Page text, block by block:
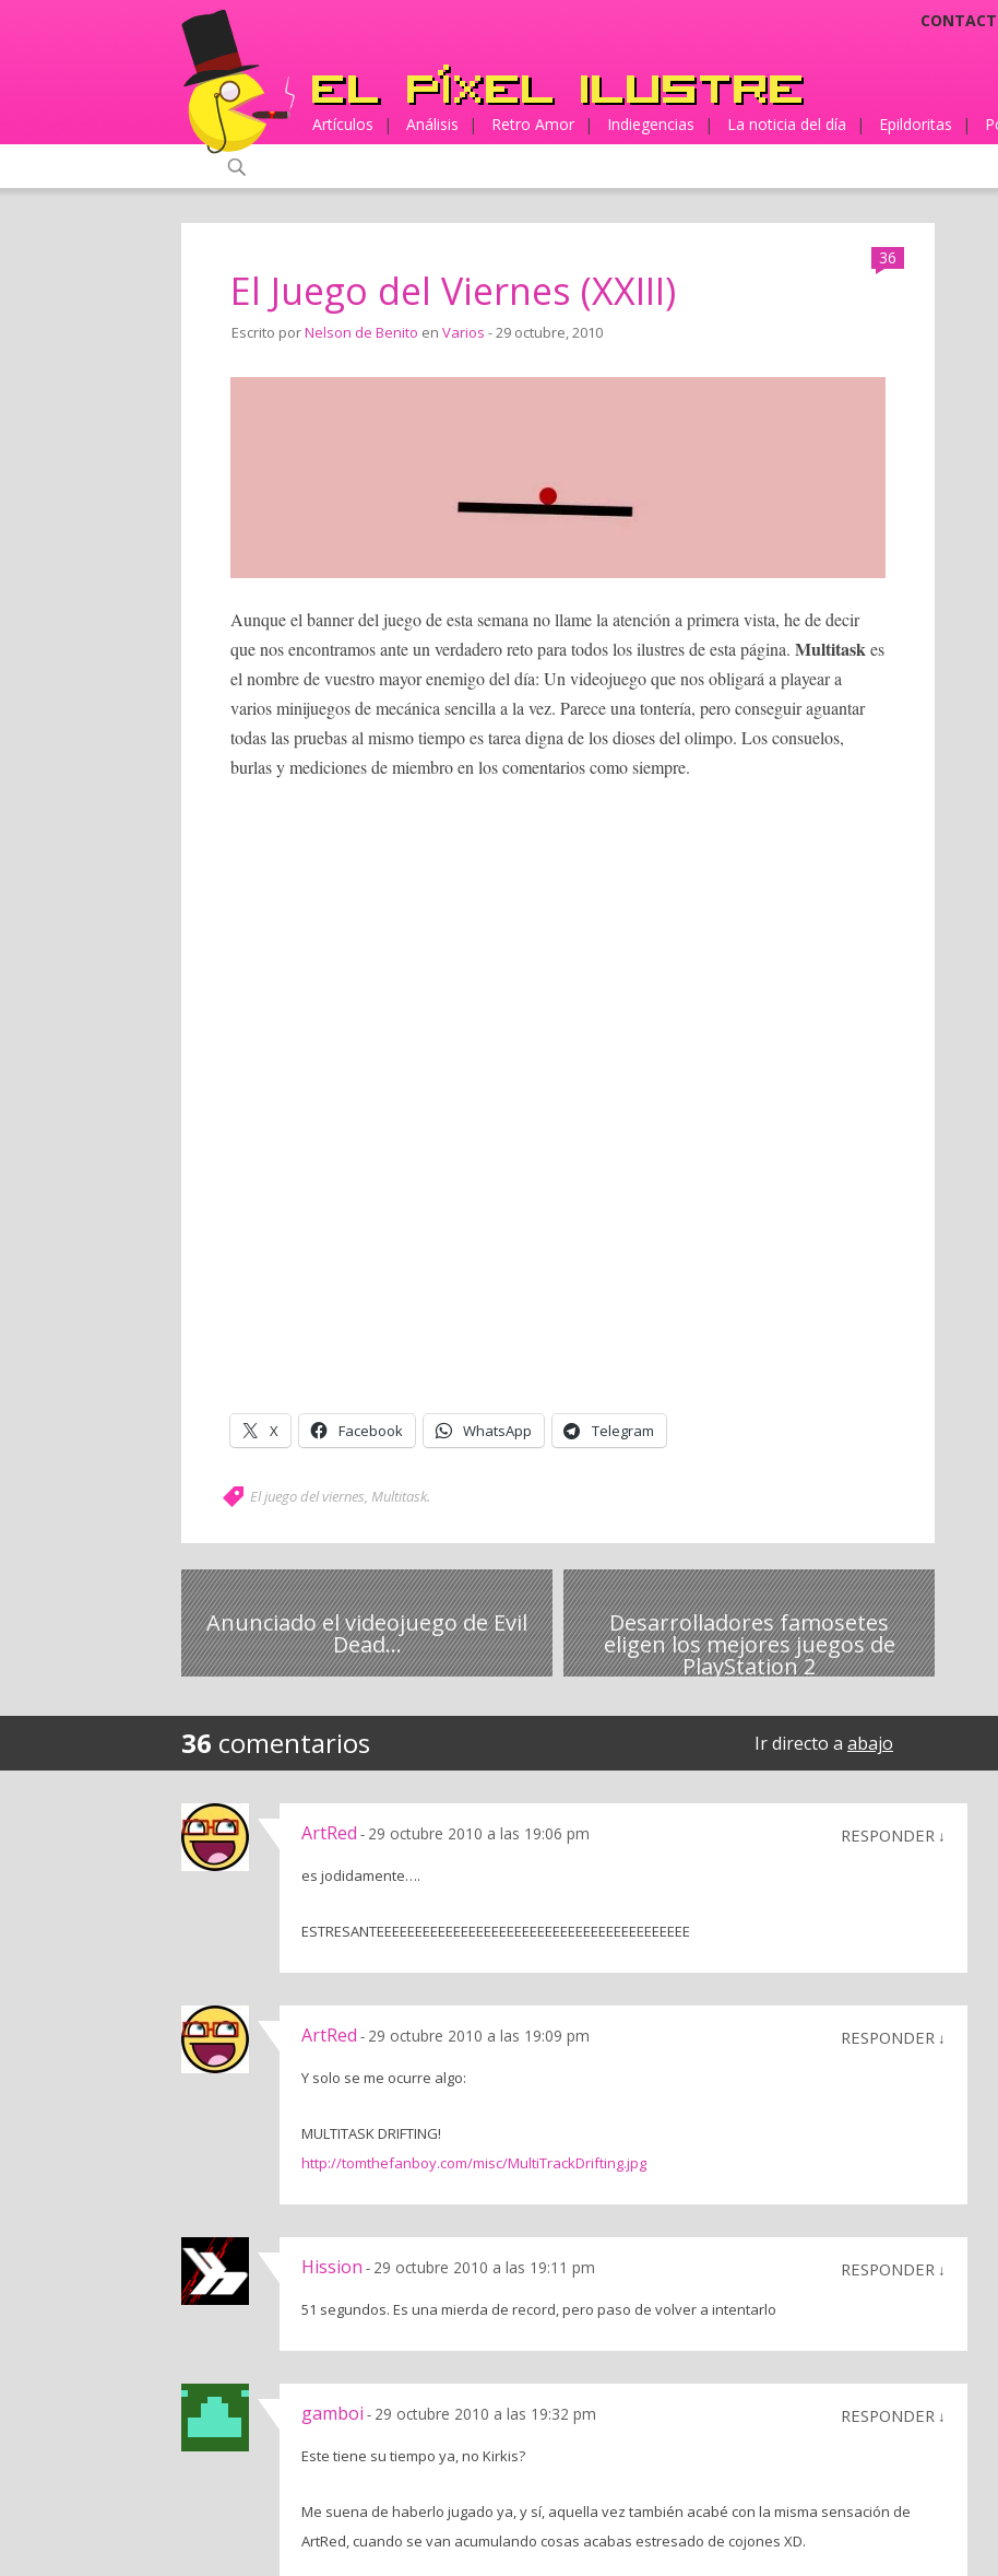
Artículos | Análisis | Retro Amor | Indiegencias | La noticia del día | Epildoritas |
36
El Juego del Viernes (XXIII)
Escrito porNelson de Benito en Varios - 29 octubre, 2010
Aunque el banner del juego de esta semana no llame la atención a primera vista, he de decir
que nos encontramos ante un verdadero reto para todos los ilustres de esta página. Multitaskes
el nombre de vuestro mayor enemigo del día: Un videojuego que nos obligará a playear a
varios minijuegos de mecánica sencilla a la vez. Parece una tontería, pero conseguir aguantar
todas las pruebas al mismo tiempo es tarea digna de los dioses del olimpo. Los consuelos,
burlas y mediciones de miembro en los comentarios como siempre.
X Facebook WhatsApp Telegram
El juego del viernes, Multitask.
Anunciado el videojuego de Evil
Dead...
Desarrolladores famosetes
eligen los mejores juegos de
PlayStation 2
36 comentarios Ir directo a abajo
ArtRed - 29 octubre 2010 a las 19:06 pm RESPONDER ↓
es jodidamente….
ESTRESANTEEEEEEEEEEEEEEEEEEEEEEEEEEEEEEEEEEEEEEEEE
ArtRed - 29 octubre 2010 a las 19:09 pm RESPONDER ↓
Y solo se me ocurre algo:
MULTITASK DRIFTING!
http://tomthefanboy.com/misc/MultiTrackDrifting.jpg
Hission - 29 octubre 2010 a las 19:11 pm RESPONDER ↓
51 segundos. Es una mierda de record, pero paso de volver a intentarlo
gamboi - 29 octubre 2010 a las 19:32 pm RESPONDER ↓
Este tiene su tiempo ya, no Kirkis?
Me suena de haberlo jugado ya, y sí, aquella vez también acabé con la misma sensación de
ArtRed, cuando se van acumulando cosas acabas estresado de cojones XD.